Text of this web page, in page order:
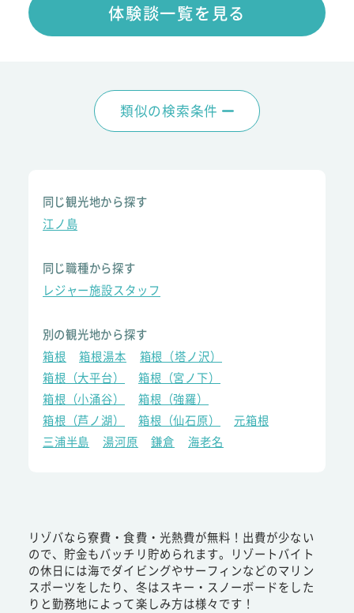
体験談一覧を見る
類似の検索条件
同じ観光地から探す
江ノ島
同じ職種から探す
レジャー施設スタッフ
別の観光地から探す
箱根
箱根湯本
箱根（塔ノ沢）
箱根（大平台）
箱根（宮ノ下）
箱根（小涌谷）
箱根（強羅）
箱根（芦ノ湖）
箱根（仙石原）
元箱根
三浦半島
湯河原 鎌倉 海老名
リゾバなら寮費・食費・光熱費が無料！出費が少ない
ので、貯金もバッチリ貯められます。リゾートバイト
の休日には海でダイビングやサーフィンなどのマリン
スポーツをしたり、冬はスキー・スノーボードをした
りと勤務地によって楽しみ方は様々です！